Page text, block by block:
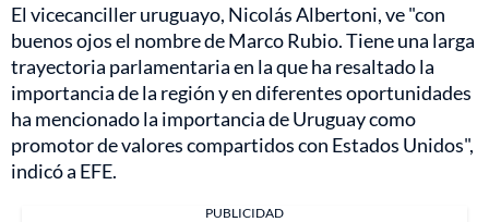
El vicecanciller uruguayo, Nicolás Albertoni, ve "con
buenos ojos el nombre de Marco Rubio. Tiene una larga
trayectoria parlamentaria en la que ha resaltado la
importancia de la región y en diferentes oportunidades
ha mencionado la importancia de Uruguay como
promotor de valores compartidos con Estados Unidos",
indicó a EFE.
PUBLICIDAD